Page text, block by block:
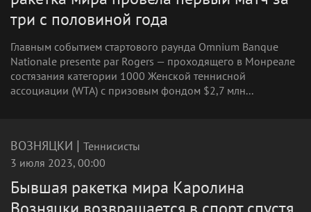
три с половиной года
Главным событием стартового раунда Omnium Banque
Nationale presente par Rogers — проходящего в Монреале
состязания категории 1000 Женской теннисной
ассоциации (WTA) c призовым фондом $2,7 млн...
ВОЗНЯЦКИ | Теннисисты
3 июля 2023, 00:00
Бывшая ракетка мира Каролина